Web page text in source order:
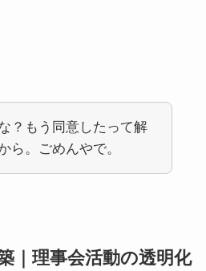
？もう同意したって解
ら。ごめんやで。
｜理事会活動の透明化